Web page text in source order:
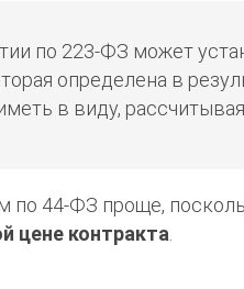
по 223-ФЗ может
определена в
в виду,
по 44-ФЗ проще,
цене контракта